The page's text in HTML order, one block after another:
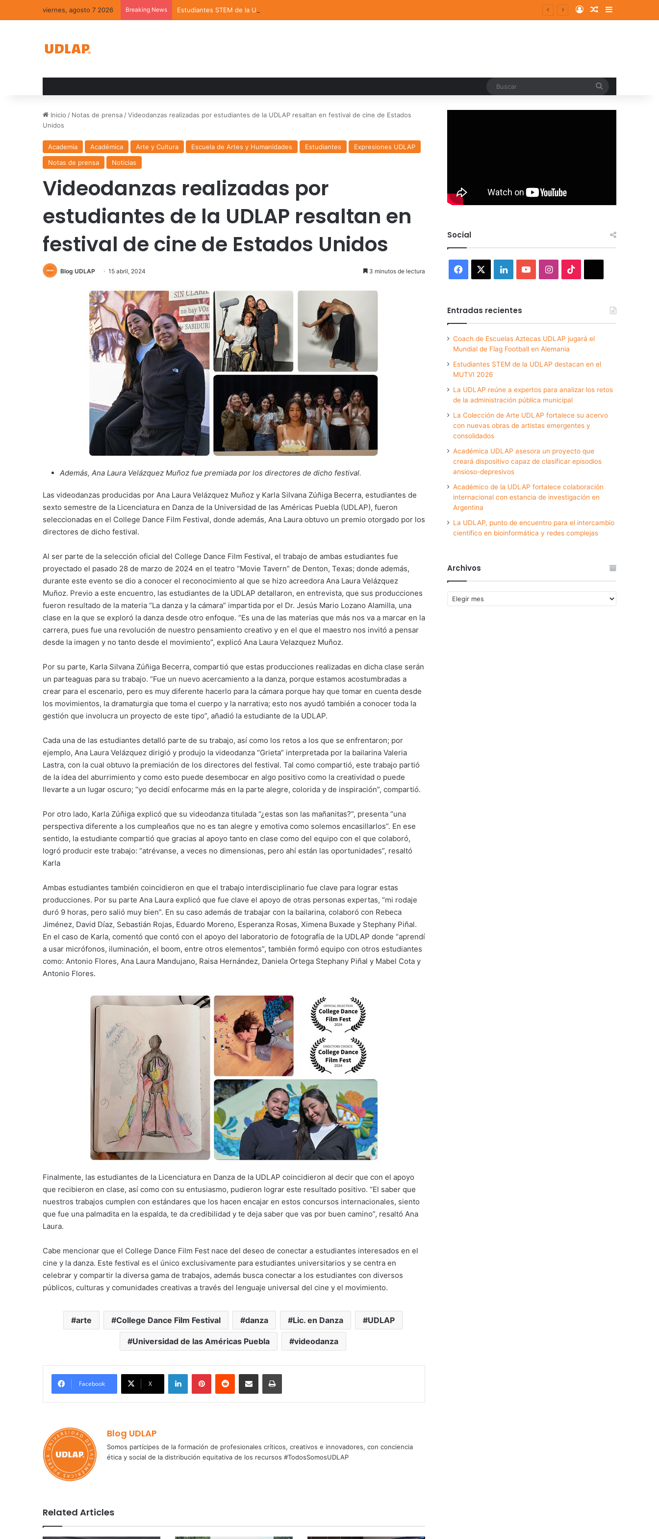
viernes, agosto 7 2026 Breaking News Estudiantes STEM de la UDLAP destacan en el MUTVI 2026 Log InRandom Article
Sidebar
Inicio / Notas de prensa /Videodanzas realizadas por estudiantes de la UDLAP resaltan en festival de cine de Estados
Unidos
Academia Académica Arte y Cultura Escuela de Artes y Humanidades Estudiantes
Expresiones UDLAP
Notas de prensa
Noticias
Videodanzas realizadas por
estudiantes de la UDLAP resaltan en
festival de cine de Estados Unidos
Blog UDLAP 15 abril, 2024 3 minutos de lectura
Además, Ana Laura Velázquez Muñoz fue premiada por los directores de dicho festival.
Las videodanzas producidas por Ana Laura Velázquez Muñoz y Karla Silvana Zúñiga Becerra, estudiantes de
sexto semestre de la Licenciatura en Danza de la Universidad de las Américas Puebla (UDLAP), fueron
seleccionadas en el College Dance Film Festival, donde además, Ana Laura obtuvo un premio otorgado por los
directores de dicho festival.
Al ser parte de la selección oficial del College Dance Film Festival, el trabajo de ambas estudiantes fue
proyectado el pasado 28 de marzo de 2024 en el teatro “Movie Tavern” de Denton, Texas; donde además,
durante este evento se dio a conocer el reconocimiento al que se hizo acreedora Ana Laura Velázquez
Muñoz. Previo a este encuentro, las estudiantes de la UDLAP detallaron, en entrevista, que sus producciones
fueron resultado de la materia “La danza y la cámara” impartida por el Dr. Jesús Mario Lozano Alamilla, una
clase en la que se exploró la danza desde otro enfoque. “Es una de las materias que más nos va a marcar en la
carrera, pues fue una revolución de nuestro pensamiento creativo y en el que el maestro nos invitó a pensar
desde la imagen y no tanto desde el movimiento”, explicó Ana Laura Velazquez Muñoz.
Por su parte, Karla Silvana Zúñiga Becerra, compartió que estas producciones realizadas en dicha clase serán
un parteaguas para su trabajo. “Fue un nuevo acercamiento a la danza, porque estamos acostumbradas a
crear para el escenario, pero es muy diferente hacerlo para la cámara porque hay que tomar en cuenta desde
los movimientos, la dramaturgia que toma el cuerpo y la narrativa; esto nos ayudó también a conocer toda la
gestión que involucra un proyecto de este tipo”, añadió la estudiante de la UDLAP.
Cada una de las estudiantes detalló parte de su trabajo, así como los retos a los que se enfrentaron; por
ejemplo, Ana Laura Velázquez dirigió y produjo la videodanza “Grieta” interpretada por la bailarina Valeria
Lastra, con la cual obtuvo la premiación de los directores del festival. Tal como compartió, este trabajo partió
de la idea del aburrimiento y como esto puede desembocar en algo positivo como la creatividad o puede
llevarte a un lugar oscuro; “yo decidí enfocarme más en la parte alegre, colorida y de inspiración”, compartió.
Por otro lado, Karla Zúñiga explicó que su videodanza titulada “¿estas son las mañanitas?”, presenta “una
perspectiva diferente a los cumpleaños que no es tan alegre y emotiva como solemos encasillarlos”. En ese
sentido, la estudiante compartió que gracias al apoyo tanto en clase como del equipo con el que colaboró,
logró producir este trabajo: “atrévanse, a veces no dimensionas, pero ahí están las oportunidades”, resaltó
Karla
Ambas estudiantes también coincidieron en que el trabajo interdisciplinario fue clave para lograr estas
producciones. Por su parte Ana Laura explicó que fue clave el apoyo de otras personas expertas, “mi rodaje
duró 9 horas, pero salió muy bien”. En su caso además de trabajar con la bailarina, colaboró con Rebeca
Jiménez, David Díaz, Sebastián Rojas, Eduardo Moreno, Esperanza Rosas, Ximena Buxade y Stephany Piñal.
En el caso de Karla, comentó que contó con el apoyo del laboratorio de fotografía de la UDLAP donde “aprendí
a usar micrófonos, iluminación, el boom, entre otros elementos”, también formó equipo con otros estudiantes
como: Antonio Flores, Ana Laura Mandujano, Raisa Hernández, Daniela Ortega Stephany Piñal y Mabel Cota y
Antonio Flores.
Finalmente, las estudiantes de la Licenciatura en Danza de la UDLAP coincidieron al decir que con el apoyo
que recibieron en clase, así como con su entusiasmo, pudieron lograr este resultado positivo. “El saber que
nuestros trabajos cumplen con estándares que los hacen encajar en estos concursos internacionales, siento
que fue una palmadita en la espalda, te da credibilidad y te deja saber que vas por buen camino”, resaltó Ana
Laura.
Cabe mencionar que el College Dance Film Fest nace del deseo de conectar a estudiantes interesados en el
cine y la danza. Este festival es el único exclusivamente para estudiantes universitarios y se centra en
celebrar y compartir la diversa gama de trabajos, además busca conectar a los estudiantes con diversos
públicos, culturas y comunidades creativas a través del lenguaje universal del cine y el movimiento.
arte College Dance Film Festival danza Lic. en Danza UDLAP
Universidad de las Américas Puebla videodanza
Facebook X
LinkedInPinterestReddit Share via Email Print
Blog UDLAP
Somos partícipes de la formación de profesionales críticos, creativos e innovadores, con conciencia
ética y social de la distribución equitativa de los recursos #TodosSomosUDLAP
Related Articles
Social
Facebook LinkedInYouTubeInstagram
Entradas recientes
Coach de Escuelas Aztecas UDLAP jugará el
Mundial de Flag Football en Alemania
Estudiantes STEM de la UDLAP destacan en el
MUTVI 2026
La UDLAP reúne a expertos para analizar los retos
de la administración pública municipal
La Colección de Arte UDLAP fortalece su acervo
con nuevas obras de artistas emergentes y
consolidados
Académica UDLAP asesora un proyecto que
creará dispositivo capaz de clasificar episodios
ansioso-depresivos
Académico de la UDLAP fortalece colaboración
internacional con estancia de investigación en
Argentina
La UDLAP, punto de encuentro para el intercambio
científico en bioinformática y redes complejas
Archivos
Archivos